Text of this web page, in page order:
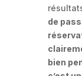
de
bien